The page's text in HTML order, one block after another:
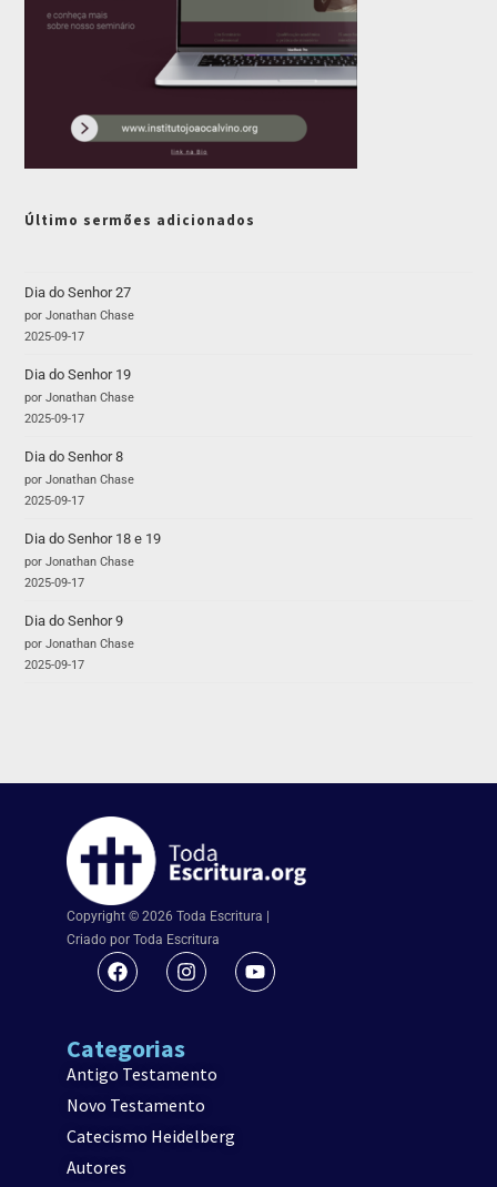
Último sermões adicionados
Dia do Senhor 27
por Jonathan Chase
2025-09-17
Dia do Senhor 19
por Jonathan Chase
2025-09-17
Dia do Senhor 8
por Jonathan Chase
2025-09-17
Dia do Senhor 18 e 19
por Jonathan Chase
2025-09-17
Dia do Senhor 9
por Jonathan Chase
2025-09-17
Copyright © 2026 Toda Escritura |
Criado por Toda Escritura
Categorias
Antigo Testamento
Novo Testamento
Catecismo Heidelberg
Autores